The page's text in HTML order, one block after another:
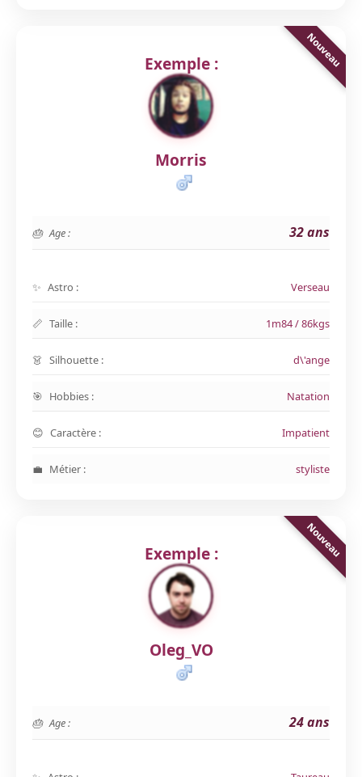
Exemple :
Morris
Age : 32 ans
Astro : Verseau
Taille : 1m84 / 86kgs
Silhouette : d\'ange
Hobbies : Natation
Caractère : Impatient
Métier : styliste
Exemple :
Oleg_VO
Age : 24 ans